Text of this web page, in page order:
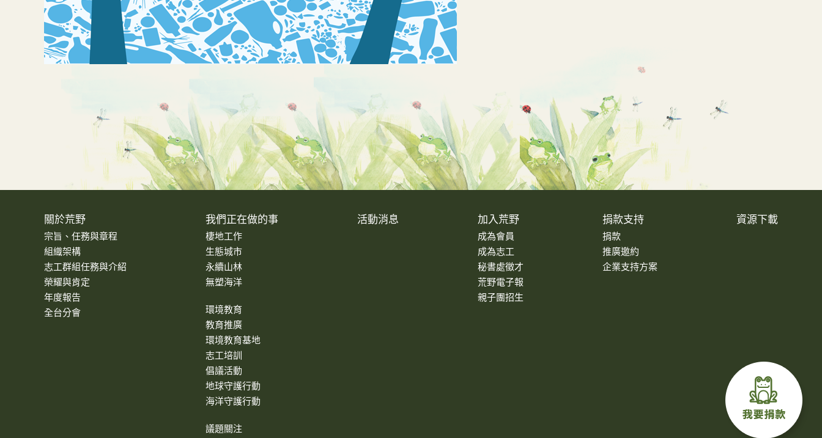
關於荒野
宗旨、任務與章程
組織架構
志工群組任務與介紹
榮耀與肯定
年度報告
全台分會
我們正在做的事
棲地工作
生態城市
永續山林
無塑海洋
環境教育
教育推廣
環境教育基地
志工培訓
倡議活動
地球守護行動
海洋守護行動
議題關注
活動消息 加入荒野
成為會員
成為志工
秘書處徵才
荒野電子報
親子團招生
捐款支持
捐款
推廣邀約
企業支持方案
資源下載